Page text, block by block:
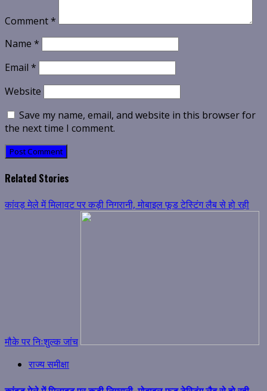
Comment*
Name *
Email *
Website
Save my name, email, and website in this browser for
the next time I comment.
Related Stories
कांवड़ मेले में मिलावट पर कड़ी निगरानी, मोबाइल फूड टेस्टिंग लैब से हो रही
मौके पर निःशुल्क जांच
राज्य समीक्षा